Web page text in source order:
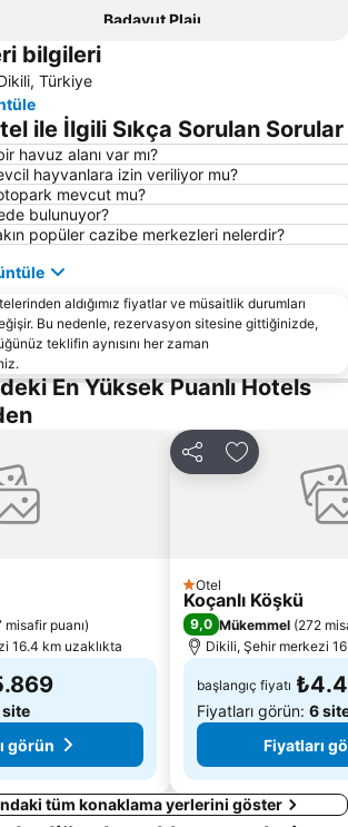
Badavut Plajı
Plajı
Setur Ayvalık Marina
Dikili Belediye Plajı
Elytis''
Şeytan Sofrası
Karakum Halk Plajı
Artur Gemiyatağı Koyu
Rock Tatili Festival
Agiassos
Kanoni
Traditional Settlement of Panaghiouda
of Moria
Ancient Theatre
bilgileri
Türkiye
ile İlgili Sıkça Sorulan Sorular
havuz alanı var mı?
hayvanlara izin veriliyor mu?
mevcut mu?
bulunuyor?
popüler cazibe merkezleri nelerdir?
aldığımız fiyatlar ve müsaitlik durumları
Bu nedenle, rezervasyon sitesine gittiğinizde,
teklifin aynısını her zaman
En Yüksek Puanlı Hotels
ekle
misafir puanı)
16.4 km uzaklıkta
site
görün
Paylaş Favorilerime
1 Yıldız
Otel
Koçanlı Köşkü
9,0 Mükemmel (272
Dikili, Şehir merkezi
başlangıç fiyatı
Fiyatları görün: 6
Fiyatları
tüm konaklama yerlerini göster